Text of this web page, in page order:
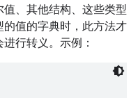
值、其他结构、这些类型
值的字典时，此方法才
行转义。示例：